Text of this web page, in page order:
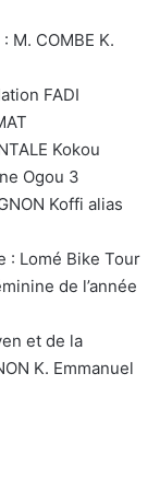
M. COMBE K.
FADI
Kokou
Ogou 3
Koffi alias
: Lomé Bike Tour
de l’année
et de la
K. Emmanuel